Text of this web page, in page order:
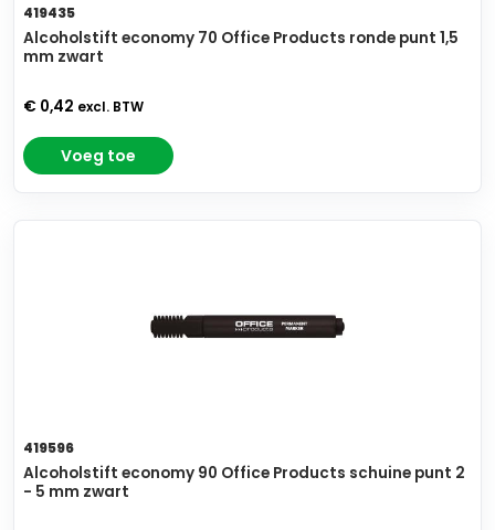
419435
Alcoholstift economy 70 Office Products ronde punt 1,5
mm zwart
€ 0,42 excl. BTW
Voeg toe
419596
Alcoholstift economy 90 Office Products schuine punt 2
- 5 mm zwart